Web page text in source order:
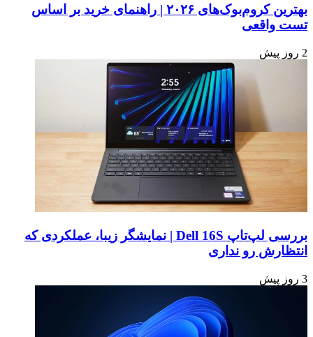
بهترین کروم‌بوک‌های ۲۰۲۶ | راهنمای خرید بر اساس
تست واقعی
2 روز پیش
بررسی لپ‌تاپ Dell 16S | نمایشگر زیبا، عملکردی که
انتظارش رو نداری
3 روز پیش